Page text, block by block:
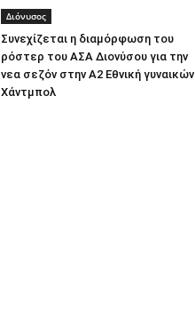
Διόνυσος
Συνεχίζεται η διαμόρφωση του
ρόστερ του ΑΣΑ Διονύσου για την
νεα σεζόν στην Α2 Εθνική γυναικών
Χάντμπολ